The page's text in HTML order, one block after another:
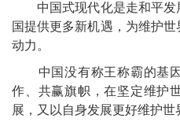
中国式现代化是走和平发
国提供更多新机遇，为维护
动力。
中国没有称王称霸的基因
作、共赢旗帜，在坚定维护
展，又以自身发展更好维护世